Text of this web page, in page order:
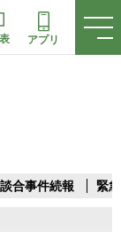
アプリ
合事件続報 緊